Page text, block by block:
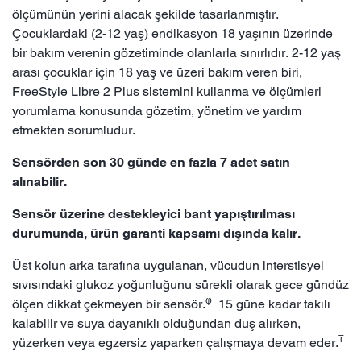
ölçümünün yerini alacak şekilde tasarlanmıştır.
Çocuklardaki (2-12 yaş) endikasyon 18 yaşının üzerinde
bir bakım verenin gözetiminde olanlarla sınırlıdır. 2-12 yaş
arası çocuklar için 18 yaş ve üzeri bakım veren biri,
FreeStyle Libre 2 Plus sistemini kullanma ve ölçümleri
yorumlama konusunda gözetim, yönetim ve yardım
etmekten sorumludur.
Sensörden son 30 günde en fazla 7 adet satın
alınabilir.
Sensör üzerine destekleyici bant yapıştırılması
durumunda, ürün garanti kapsamı dışında kalır.
Üst kolun arka tarafına uygulanan, vücudun interstisyel
sıvısındaki glukoz yoğunluğunu sürekli olarak gece gündüz
ölçen dikkat çekmeyen bir sensör.φ
15 güne kadar takılı
kalabilir ve suya dayanıklı olduğundan duş alırken,
yüzerken veya egzersiz yaparken çalışmaya devam eder.₸